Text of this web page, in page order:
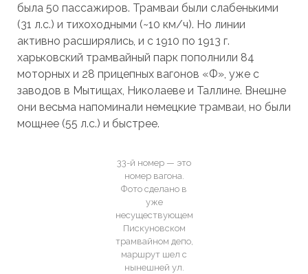
была 50 пассажиров. Трамваи были слабенькими
(31 л.с.) и тихоходными (~10 км/ч). Но линии
активно расширялись, и с 1910 по 1913 г.
харьковский трамвайный парк пополнили 84
моторных и 28 прицепных вагонов «Ф», уже с
заводов в Мытищах, Николаеве и Таллине. Внешне
они весьма напоминали немецкие трамваи, но были
мощнее (55 л.с.) и быстрее.
33-й номер — это
номер вагона.
Фото сделано в
уже
несуществующем
Пискуновском
трамвайном депо,
маршрут шел с
нынешней ул.